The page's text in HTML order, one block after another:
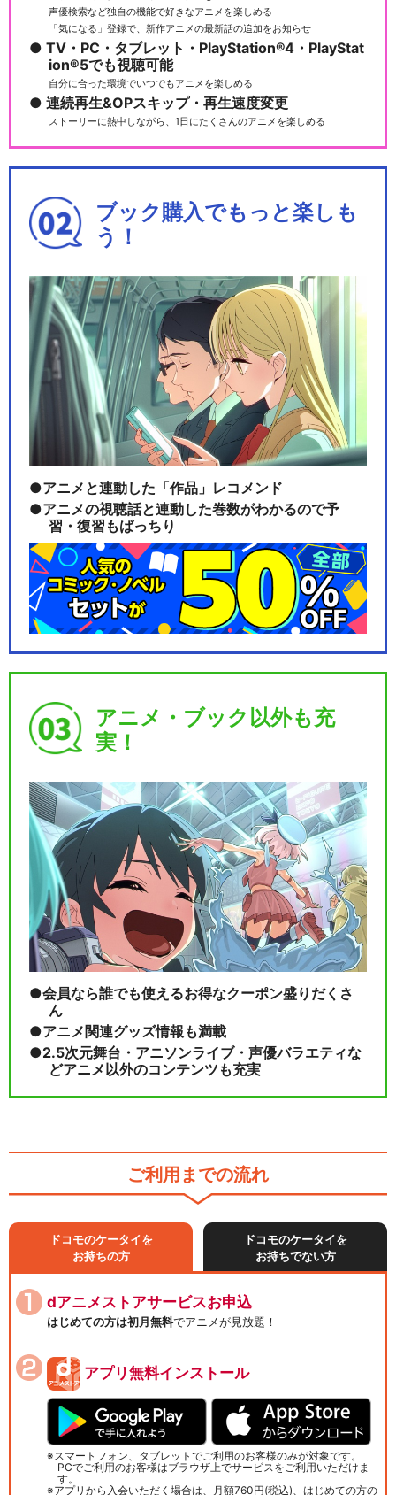
声優検索など独自の機能で好きなアニメを楽しめる
「気になる」登録で、新作アニメの最新話の追加をお知らせ
TV・PC・タブレット・PlayStation®4・PlayStat
ion®5でも視聴可能
自分に合った環境でいつでもアニメを楽しめる
連続再生&OPスキップ・再生速度変更
ストーリーに熱中しながら、1日にたくさんのアニメを楽しめる
ブック購入でもっと楽しも
う！
アニメと連動した「作品」レコメンド
アニメの視聴話と連動した巻数がわかるので予
習・復習もばっちり
アニメ・ブック以外も充
実！
会員なら誰でも使えるお得なクーポン盛りだくさ
ん
アニメ関連グッズ情報も満載
2.5次元舞台・アニソンライブ・声優バラエティな
どアニメ以外のコンテンツも充実
ご利用までの流れ
ドコモのケータイを
お持ちの方
ドコモのケータイを
お持ちでない方
dアニメストアサービスお申込
はじめての方は初月無料でアニメが見放題！
アプリ無料インストール
スマートフォン、タブレットでご利用のお客様のみが対象です。
PCでご利用のお客様はブラウザ上でサービスをご利用いただけま
す。
アプリから入会いただく場合は、月額760円(税込)、はじめての方の